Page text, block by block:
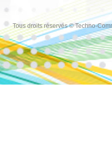
Tous droits réservés © Techno-